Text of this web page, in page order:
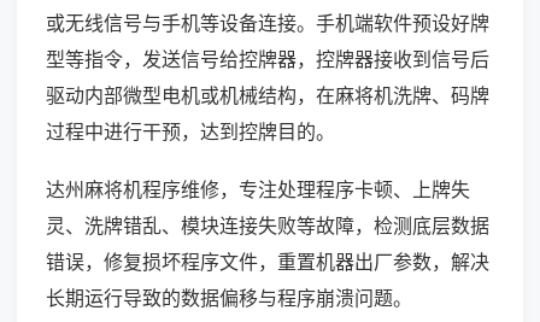
或无线信号与手机等设备连接。手机端软件预设好牌
型等指令，发送信号给控牌器，控牌器接收到信号后
驱动内部微型电机或机械结构，在麻将机洗牌、码牌
过程中进行干预，达到控牌目的。
达州麻将机程序维修，专注处理程序卡顿、上牌失
灵、洗牌错乱、模块连接失败等故障，检测底层数据
错误，修复损坏程序文件，重置机器出厂参数，解决
长期运行导致的数据偏移与程序崩溃问题。